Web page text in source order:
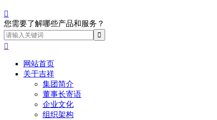

您需要了解哪些产品和服务？

网站首页
关于吉祥
集团简介
董事长寄语
企业文化
组织架构